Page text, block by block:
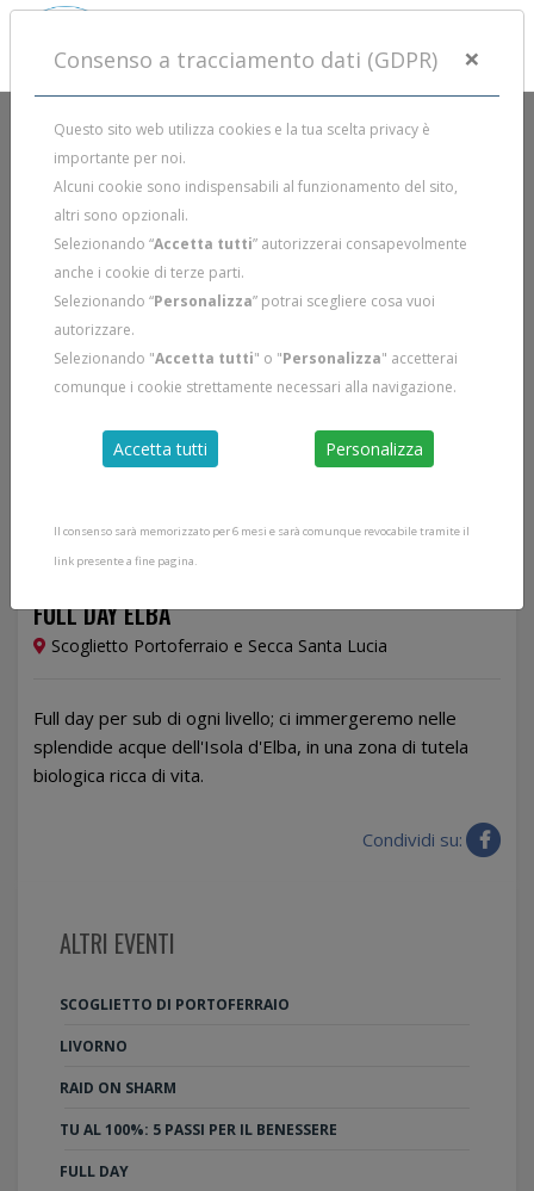
FULL DAY ELBA
Scoglietto Portoferraio e Secca Santa Lucia
Full day per sub di ogni livello; ci immergeremo nelle
splendide acque dell'Isola d'Elba, in una zona di tutela
biologica ricca di vita.
Condividi su:
ALTRI EVENTI
SCOGLIETTO DI PORTOFERRAIO
LIVORNO
RAID ON SHARM
TU AL 100%: 5 PASSI PER IL BENESSERE
FULL DAY
Consenso a tracciamento dati (GDPR) ×
Questo sito web utilizza cookies e la tua scelta privacy è
importante per noi.
Alcuni cookie sono indispensabili al funzionamento del sito,
altri sono opzionali.
Selezionando “Accetta tutti” autorizzerai consapevolmente
anche i cookie di terze parti.
Selezionando “Personalizza” potrai scegliere cosa vuoi
autorizzare.
Selezionando "Accetta tutti" o "Personalizza" accetterai
comunque i cookie strettamente necessari alla navigazione.
Accetta tutti Personalizza
Il consenso sarà memorizzato per 6 mesi e sarà comunque revocabile tramite il
link presente a fine pagina.